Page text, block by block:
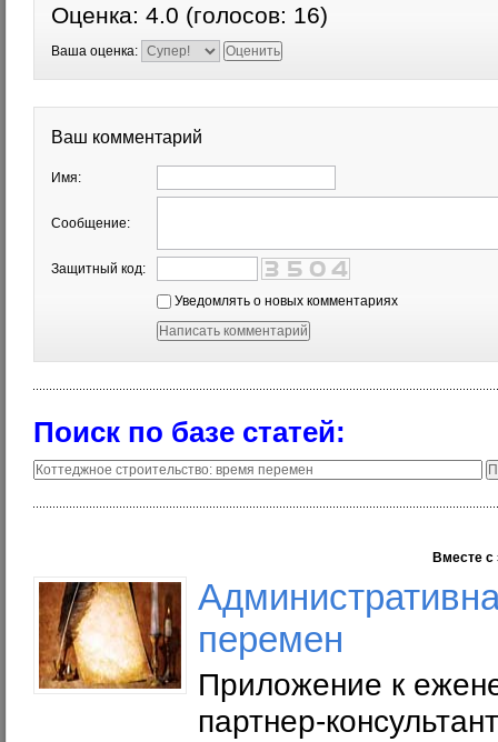
Оценка: 4.0 (голосов: 16)
Ваша оценка:
Ваш комментарий
Имя:
Сообщение:
Защитный код:
Уведомлять о новых комментариях
Поиск по базе статей:
Вместе с
перемен
Приложение к
партнер-